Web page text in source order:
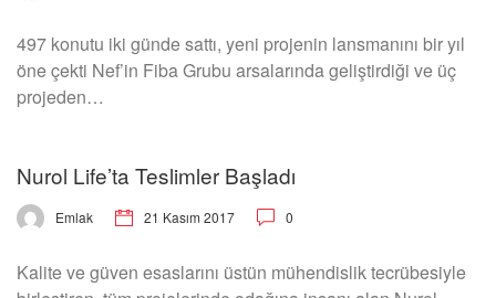
497 konutu iki günde sattı, yeni projenin lansmanını bir yıl
öne çekti Nef’in Fiba Grubu arsalarında geliştirdiği ve üç
projeden…
Nurol Life’ta Teslimler Başladı
Emlak 21 Kasım 2017 0
Kalite ve güven esaslarını üstün mühendislik tecrübesiyle